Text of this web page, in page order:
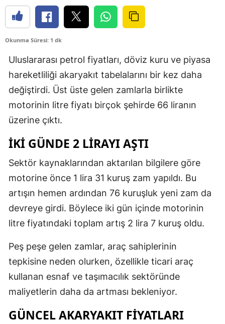
Okunma Süresi: 1 dk
Uluslararası petrol fiyatları, döviz kuru ve piyasa
hareketliliği akaryakıt tabelalarını bir kez daha
değiştirdi. Üst üste gelen zamlarla birlikte
motorinin litre fiyatı birçok şehirde 66 liranın
üzerine çıktı.
İKİ GÜNDE 2 LİRAYI AŞTI
Sektör kaynaklarından aktarılan bilgilere göre
motorine önce 1 lira 31 kuruş zam yapıldı. Bu
artışın hemen ardından 76 kuruşluk yeni zam da
devreye girdi. Böylece iki gün içinde motorinin
litre fiyatındaki toplam artış 2 lira 7 kuruş oldu.
Peş peşe gelen zamlar, araç sahiplerinin
tepkisine neden olurken, özellikle ticari araç
kullanan esnaf ve taşımacılık sektöründe
maliyetlerin daha da artması bekleniyor.
GÜNCEL AKARYAKIT FİYATLARI